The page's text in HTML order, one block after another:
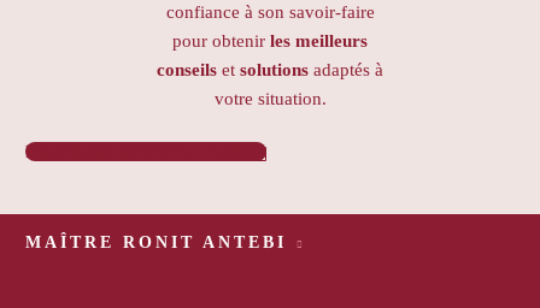
confiance à son savoir-faire
pour obtenir les meilleurs
conseils et solutions adaptés à
votre situation.
PRENDRE RENDEZ-VOUS 
MAÎTRE RONIT ANTEBI